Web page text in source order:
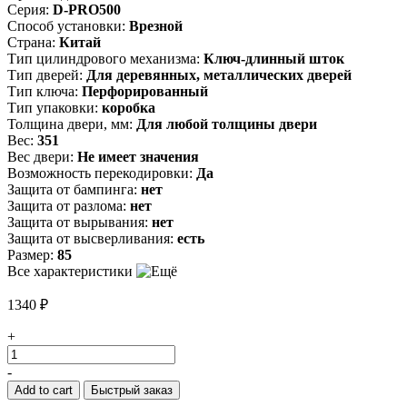
Серия: D-PRO500
Способ установки: Врезной
Страна: Китай
Тип цилиндрового механизма: Ключ-длинный шток
Тип дверей: Для деревянных, металлических дверей
Тип ключа: Перфорированный
Тип упаковки: коробка
Толщина двери, мм: Для любой толщины двери
Вес: 351
Вес двери: Не имеет значения
Возможность перекодировки: Да
Защита от бампинга: нет
Защита от разлома: нет
Защита от вырывания: нет
Защита от высверливания: есть
Размер: 85
Все характеристики
1340 ₽
+
Цилиндровый
механизм
D-
PRO5007
-
Add to cart Быстрый заказ